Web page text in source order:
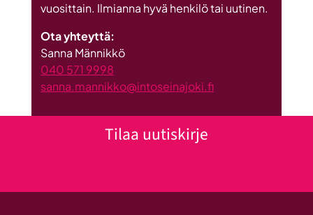
vuosittain. Ilmianna hyvä henkilö tai uutinen.
Ota yhteyttä:
Sanna Männikkö
040 571 9998
sanna.mannikko@intoseinajoki.fi
Tilaa uutiskirje